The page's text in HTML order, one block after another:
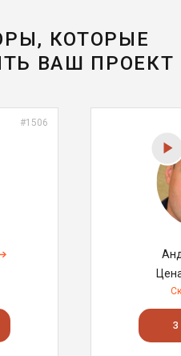
КОТОРЫЕ
ВАШ ПРОЕКТ
#1506